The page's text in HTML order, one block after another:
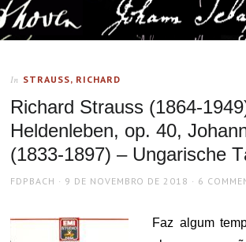
In STRAUSS, RICHARD
Richard Strauss (1864-
Heldenleben, op. 40,
(1833-1897) – Ungarische
AUTHOR
FDPBACH
POSTED
9 DE NOVEMBRO DE 2018 6
Faz algum